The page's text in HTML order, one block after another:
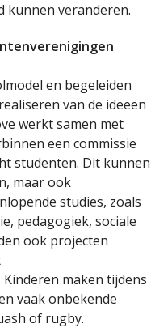
kunnen veranderen.
en begeleiden
van de ideeën
werkt samen met
een commissie
studenten. Dit kunnen
maar ook
studies, zoals
pedagogiek, sociale
ook projecten
maken tijdens
vaak onbekende
of rugby.